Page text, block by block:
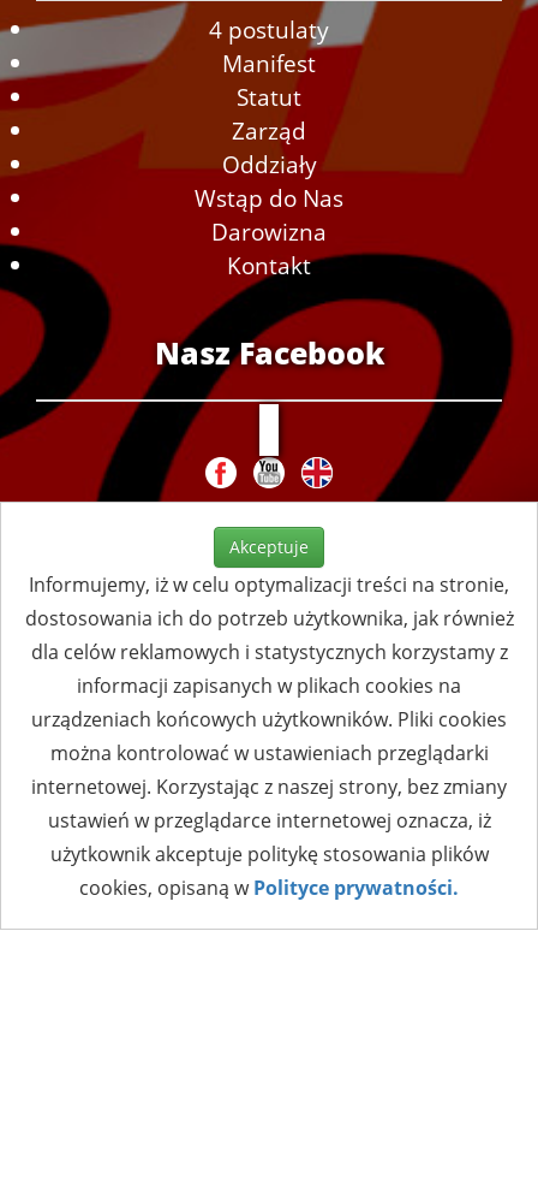
4 postulaty
Manifest
Statut
Zarząd
Oddziały
Wstąp do Nas
Darowizna
Kontakt
Nasz Facebook
Akceptuje
Informujemy, iż w celu optymalizacji treści na stronie,
dostosowania ich do potrzeb użytkownika, jak również
dla celów reklamowych i statystycznych korzystamy z
informacji zapisanych w plikach cookies na
urządzeniach końcowych użytkowników. Pliki cookies
można kontrolować w ustawieniach przeglądarki
internetowej. Korzystając z naszej strony, bez zmiany
ustawień w przeglądarce internetowej oznacza, iż
użytkownik akceptuje politykę stosowania plików
cookies, opisaną wPolityce prywatności.